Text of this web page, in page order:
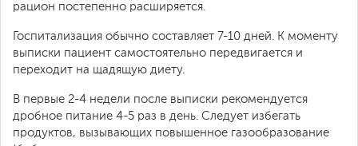
рацион постепенно расширяется.
Госпитализация обычно составляет 7-10 дней. К моменту
выписки пациент самостоятельно передвигается и
переходит на щадящую диету.
В первые 2-4 недели после выписки рекомендуется
дробное питание 4-5 раз в день. Следует избегать
продуктов, вызывающих повышенное газообразование